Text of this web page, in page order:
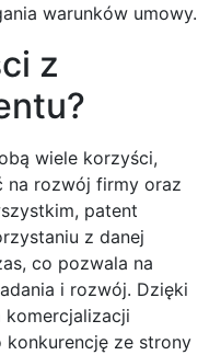
warunków umowy.
z
wiele korzyści,
na rozwój firmy oraz
patent
z danej
co pozwala na
i rozwój. Dzięki
komercjalizacji
ze strony